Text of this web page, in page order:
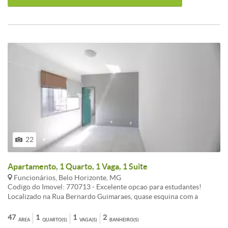
22
Apartamento, 1 Quarto, 1 Vaga, 1 Suite
Funcionários, Belo Horizonte, MG
Codigo do Imovel: 770713 - Excelente opcao para estudantes!
Localizado na Rua Bernardo Guimaraes, quase esquina com a
importantes vias da cidade. A regiao oferece completa
infraestrutura, com comercio variado para o dia a dia e diversas
ÁREA
47 QUARTO(S)
1 VAGA(S)
1 BANHEIRO(S)
2